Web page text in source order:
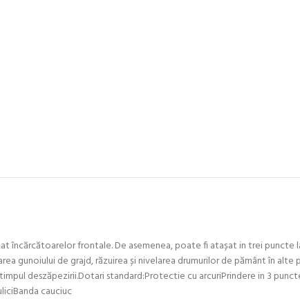
încărcătoarelor frontale. De asemenea, poate fi atașat in trei
gunoiului de grajd, răzuirea și nivelarea drumurilor de pământ în
deszăpezirii.Dotari standard:Protectie cu arcuriPrindere in 3
cauciuc